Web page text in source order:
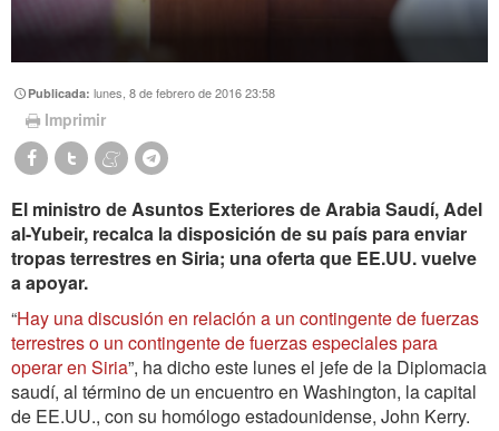
Publicada:lunes, 8 de febrero de 2016 23:58
Imprimir
El ministro de Asuntos Exteriores de Arabia Saudí, Adel
al-Yubeir, recalca la disposición de su país para enviar
tropas terrestres en Siria; una oferta que EE.UU. vuelve
a apoyar.
“Hay una discusión en relación a un contingente de fuerzas
terrestres o un contingente de fuerzas especiales para
operar en Siria”, ha dicho este lunes el jefe de la Diplomacia
saudí, al término de un encuentro en Washington, la capital
de EE.UU., con su homólogo estadounidense, John Kerry.